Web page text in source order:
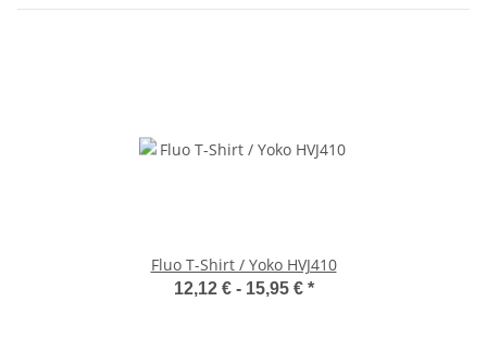
Fluo T-Shirt / Yoko HVJ410
12,12 € - 15,95 € *